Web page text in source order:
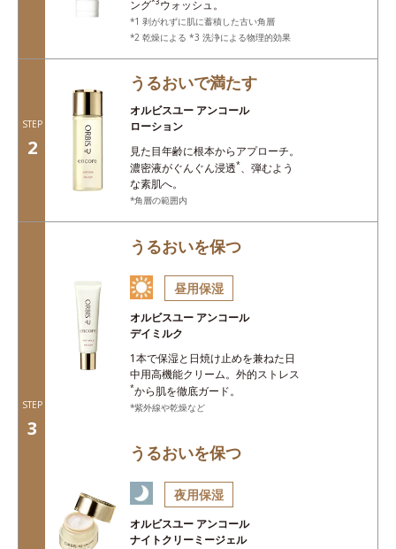
ング
ウォッシュ。
1 剥がれずに肌に蓄積した古い角層
2 乾燥による *3 洗浄による物理的効果
STEP
2
うるおいで満たす
オルビスユー アンコール
ローション
見た目年齢に根本からアプローチ。
濃密液がぐんぐん浸透*、弾むよう
な素肌へ。
角層の範囲内
STEP
3
うるおいを保つ
昼用保湿
オルビスユー アンコール
デイミルク
1本で保湿と日焼け止めを兼ねた日
中用高機能クリーム。外的ストレス
*から肌を徹底ガード。
紫外線や乾燥など
うるおいを保つ
夜用保湿
オルビスユー アンコール
ナイトクリーミージェル